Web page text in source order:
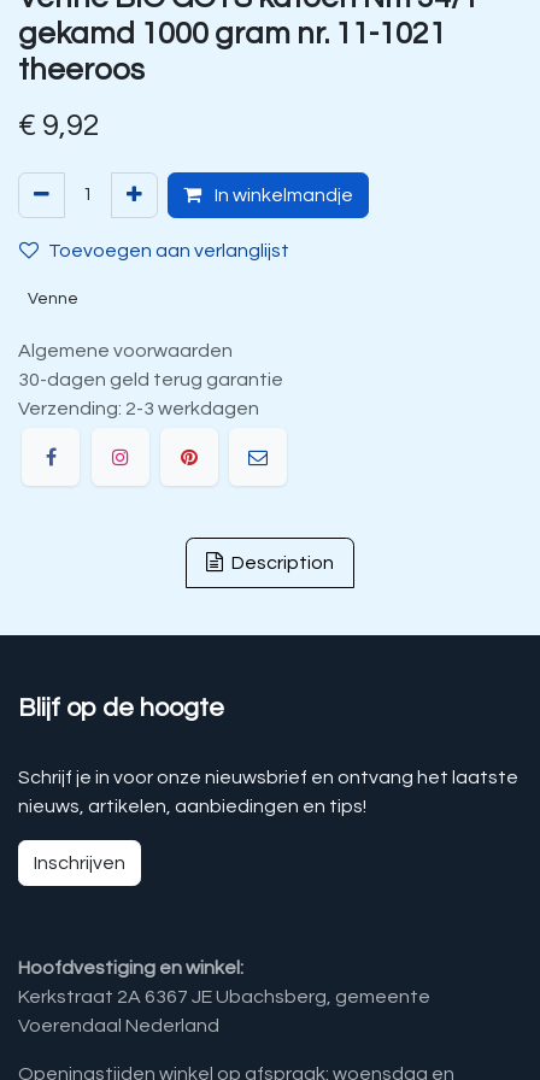
gekamd 1000 gram nr. 11-1021
theeroos
€ 9,92
In winkelmandje
Toevoegen aan verlanglijst
Venne
Algemene voorwaarden
30-dagen geld terug garantie
Verzending: 2-3 werkdagen
Description
Blijf op de hoogte
Schrijf je in voor onze nieuwsbrief en ontvang het laatste
nieuws, artikelen, aanbiedingen en tips!
Inschrijven
Hoofdvestiging en winkel:
Kerkstraat 2A 6367 JE Ubachsberg, gemeente
Voerendaal Nederland
Openingstijden winkel op afspraak: woensdag en